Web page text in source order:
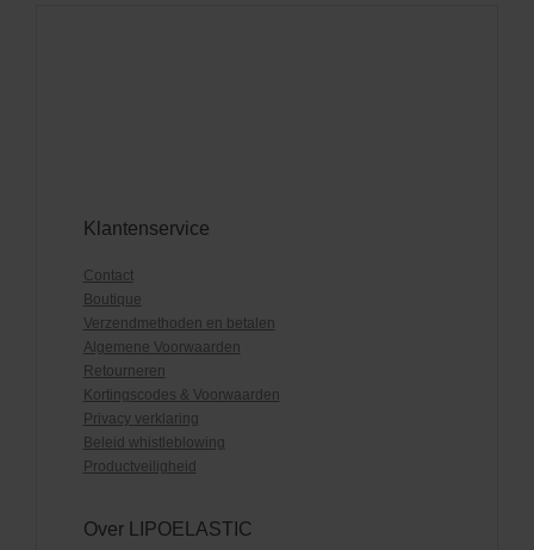
Klantenservice
Contact
Boutique
Verzendmethoden en betalen
Algemene Voorwaarden
Retourneren
Kortingscodes & Voorwaarden
Privacy verklaring
Beleid whistleblowing
Productveiligheid
Over LIPOELASTIC